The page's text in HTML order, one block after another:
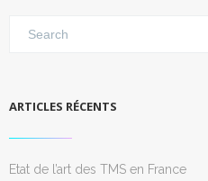
ARTICLES RÉCENTS
Etat de l’art des TMS en France